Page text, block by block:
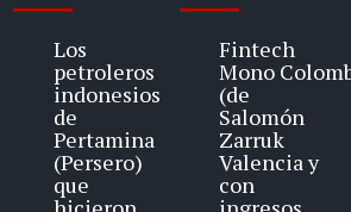
Los
petroleros
indonesios
de
Pertamina
(Persero)
que
Fintech
Mono
(de
Salomón
Zarruk
Valencia y
con